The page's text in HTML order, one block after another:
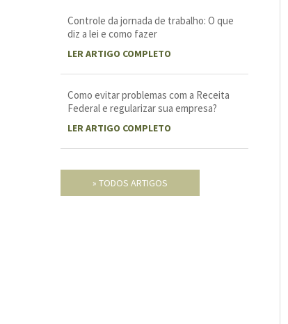
Controle da jornada de trabalho: O que
diz a lei e como fazer
LER ARTIGO COMPLETO
Como evitar problemas com a Receita
Federal e regularizar sua empresa?
LER ARTIGO COMPLETO
» TODOS ARTIGOS